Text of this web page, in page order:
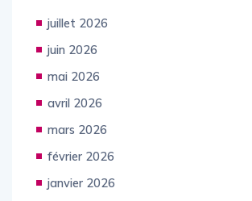
juillet 2026
juin 2026
mai 2026
avril 2026
mars 2026
février 2026
janvier 2026